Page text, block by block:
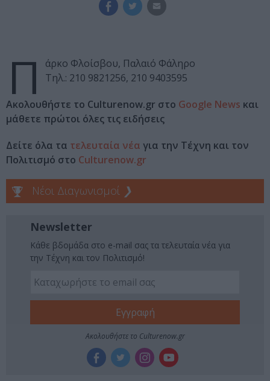
Π
άρκο Φλοίσβου, Παλαιό Φάληρο
Τηλ.: 210 9821256, 210 9403595
Ακολουθήστε το Culturenow.gr στο Google News και
μάθετε πρώτοι όλες τις ειδήσεις
Δείτε όλα τα τελευταία νέα για την Τέχνη και τον
Πολιτισμό στο Culturenow.gr
Νέοι Διαγωνισμοί ❯
Newsletter
Κάθε βδομάδα στο e-mail σας τα τελευταία νέα για
την Τέχνη και τον Πολιτισμό!
Ακολουθήστε το Culturenow.gr